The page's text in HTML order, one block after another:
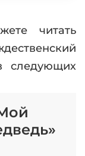
читать